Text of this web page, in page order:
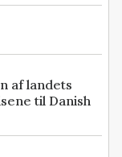
af landets
til Danish